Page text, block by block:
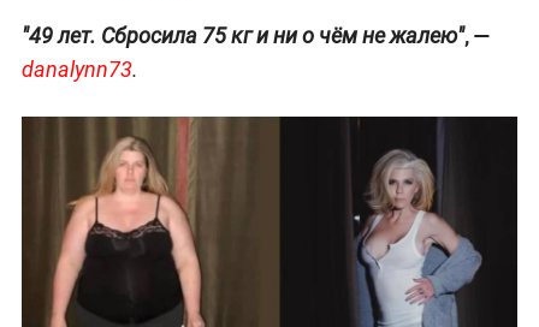
"49 лет. Сбросила 75 кг и ни о чём не жалею", —
danalynn73.